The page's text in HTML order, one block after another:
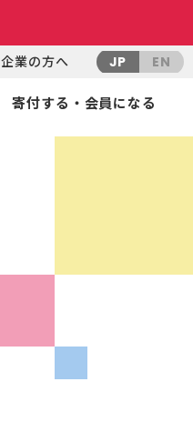
企業の方へ JP EN
寄付する・会員になる